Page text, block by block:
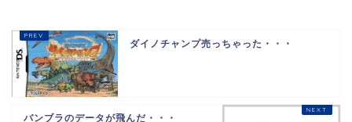
ダイノチャンプ売っちゃった・・・
バンブラのデータが飛んだ・・・